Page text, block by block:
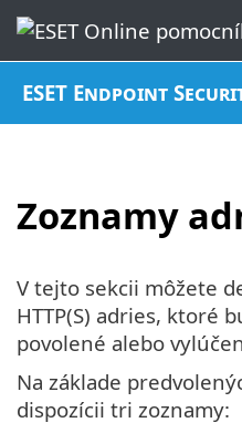
ESET Endpoint
Zoznamy
V tejto sekcii môžete
HTTP(S) adries, ktoré
povolené alebo
Na základe
dispozícii tri zoznamy: